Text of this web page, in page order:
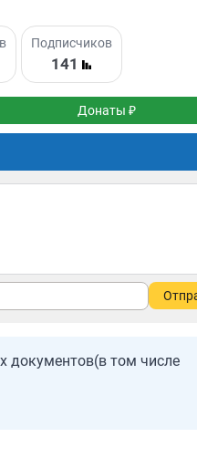
Подписчиков
141
Донаты ₽
документов(в том числе